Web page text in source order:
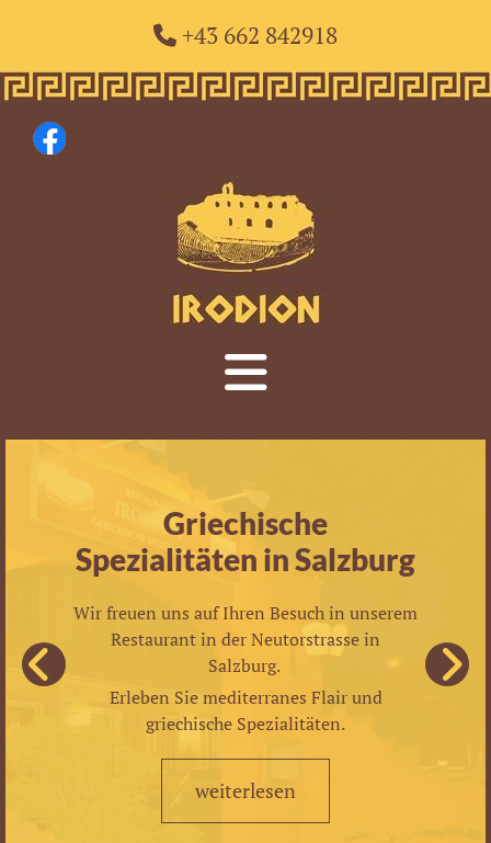
 +43 662 842918
Griechische
Spezialitäten in Salzburg
Wir freuen uns auf Ihren Besuch in unserem
Restaurant in der Neutorstrasse in
Salzburg.
Erleben Sie mediterranes Flair und
griechische Spezialitäten.
weiterlesen